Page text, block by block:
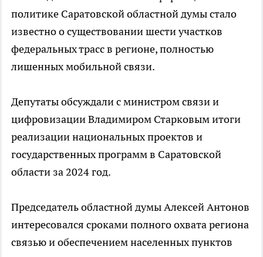
политике Саратовской областной думы стало
известно о существовании шести участков
федеральных трасс в регионе, полностью
лишенных мобильной связи.
Депутаты обсуждали с министром связи и
цифровизации Владимиром Старковым итоги
реализации национальных проектов и
государственных программ в Саратовской
области за 2024 год.
Председатель областной думы Алексей Антонов
интересовался сроками полного охвата региона
связью и обеспечением населенных пунктов